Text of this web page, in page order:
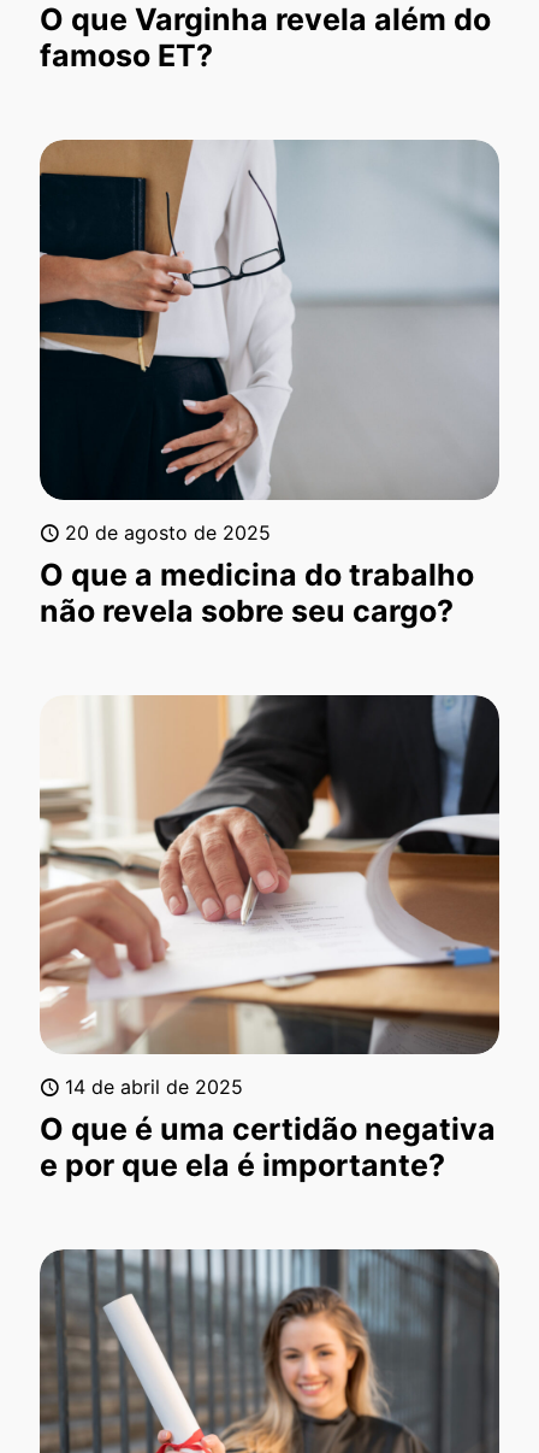
O que Varginha revela além do
famoso ET?
20 de agosto de 2025
O que a medicina do trabalho
não revela sobre seu cargo?
14 de abril de 2025
O que é uma certidão negativa
e por que ela é importante?